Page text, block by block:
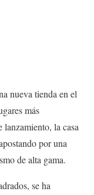
nueva tienda en el
más
la casa
por una
de alta gama.
se ha